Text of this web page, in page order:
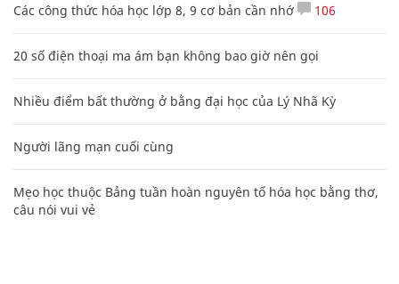
Các công thức hóa học lớp 8, 9 cơ bản cần nhớ 106
20 số điện thoại ma ám bạn không bao giờ nên gọi
Nhiều điểm bất thường ở bằng đại học của Lý Nhã Kỳ
Người lãng mạn cuối cùng
Mẹo học thuộc Bảng tuần hoàn nguyên tố hóa học bằng thơ,
câu nói vui vẻ